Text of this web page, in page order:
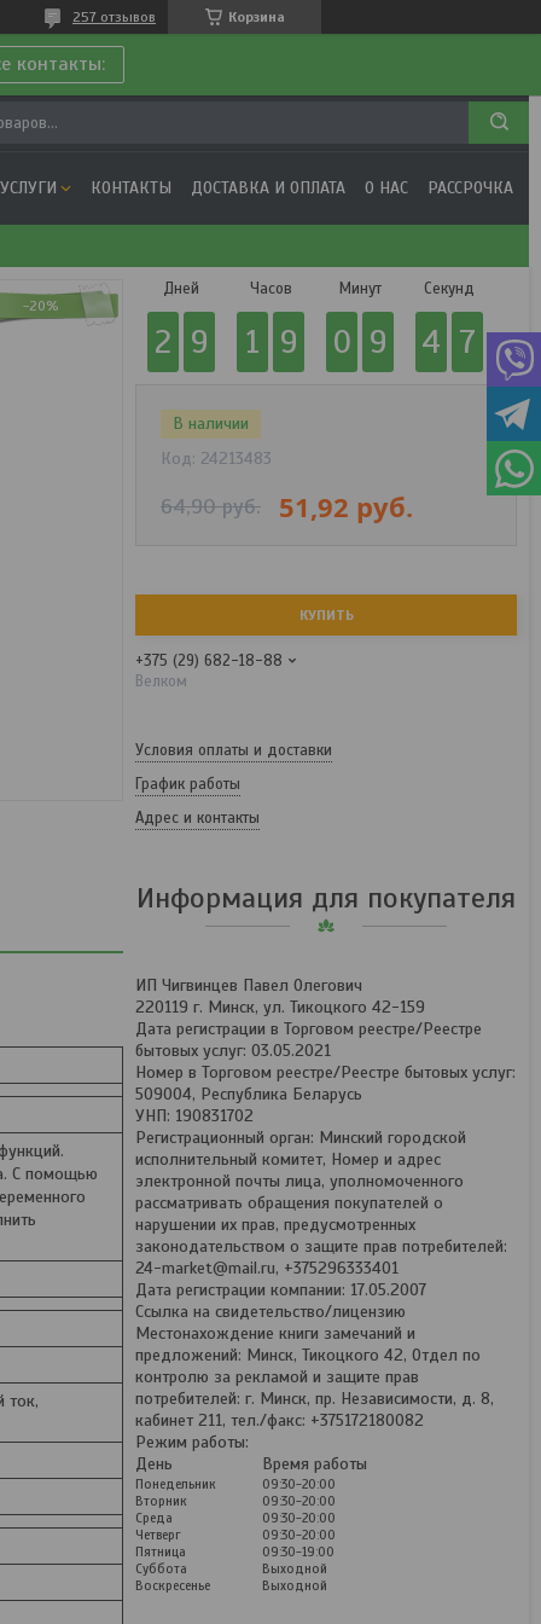
Корзина
257 отзывов
контакты:
КОНТАКТЫ ДОСТАВКА И ОПЛАТА О НАС РАССРОЧКА
-20%
С помощью
ток,
Дней
2 9
Часов
1 9
Минут
0 9
Секунд
4 7
В наличии
Код: 24213483
64,90руб. 51,92 руб.
КУПИТЬ
+375 (29) 682-18-88
Велком
Условия оплаты и доставки
График работы
Адрес и контакты
Информация для покупателя
ИП Чигвинцев Павел Олегович
220119 г. Минск, ул. Тикоцкого 42-159
Дата регистрации в Торговом реестре/Реестре
бытовых услуг: 03.05.2021
Номер в Торговом реестре/Реестре бытовых услуг:
509004, Республика Беларусь
УНП: 190831702
Регистрационный орган: Минский городской
исполнительный комитет, Номер и адрес
электронной почты лица, уполномоченного
рассматривать обращения покупателей о
нарушении их прав, предусмотренных
законодательством о защите прав потребителей:
24-market@mail.ru, +375296333401
Дата регистрации компании: 17.05.2007
Ссылка на свидетельство/лицензию
Местонахождение книги замечаний и
предложений: Минск, Тикоцкого 42, Отдел по
контролю за рекламой и защите прав
потребителей: г. Минск, пр. Независимости, д. 8,
кабинет 211, тел./факс: +375172180082
Режим работы:
День
Время работы
Понедельник
09:30-20:00
Вторник
09:30-20:00
Среда
09:30-20:00
Четверг
09:30-20:00
Пятница
09:30-19:00
Суббота
Выходной
Воскресенье
Выходной